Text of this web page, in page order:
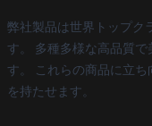
弊社製品は世界トップク
す。 多種多様な高品質
す。 これらの商品に立
を持たせます。